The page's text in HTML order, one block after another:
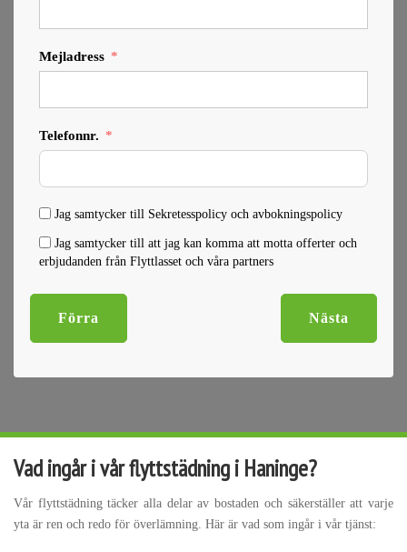
Mejladress
Telefonnr.
Jag samtycker till Sekretesspolicy och avbokningspolicy
Jag samtycker till att jag kan komma att motta offerter och
erbjudanden från Flyttlasset och våra partners
Förra Nästa
Vad ingår i vår flyttstädning i Haninge?
Vår flyttstädning täcker alla delar av bostaden och säkerställer att varje
yta är ren och redo för överlämning. Här är vad som ingår i vår tjänst: